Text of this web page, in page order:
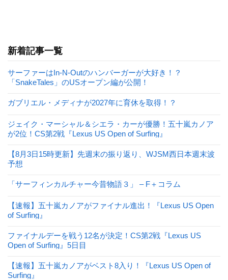
新着記事一覧
サーファーはIn-N-Outのハンバーガーが大好き！？
「SnakeTales」のUSオープン編が公開！
ガブリエル・メディナが2027年に育休を取得！？
ジェイク・マーシャル＆シエラ・カーが優勝！五十嵐カノア
が2位！CS第2戦『Lexus US Open of Surfing』
【8月3日15時更新】先週末の振り返り、WJSM西日本週末波
予想
「サーフィンカルチャー今昔物語３」 – F＋コラム
【速報】五十嵐カノアがファイナル進出！『Lexus US Open
of Surfing』
ファイナルデーを戦う12名が決定！CS第2戦『Lexus US
Open of Surfing』5日目
【速報】五十嵐カノアがベスト8入り！『Lexus US Open of
Surfing』